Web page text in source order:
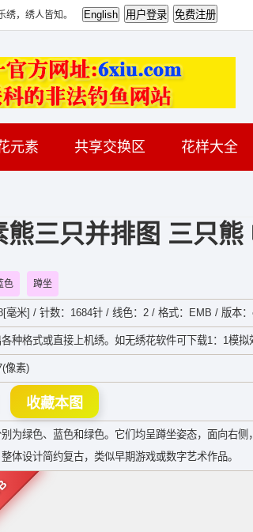
绣，绣人皆知。
元素 共享交换区 花样大全
熊三只并排图 三只熊
色 蹲坐
毫米] / 针数：1684针 / 线色：2 / 格式：EMB / 版本
种格式或直接上机绣。如无绣花软件可下载1：1模拟
像素)
收藏本图
为绿色、蓝色和绿色。它们均呈蹲坐姿态，面向右
体设计简约复古，类似早期游戏或数字艺术作品。